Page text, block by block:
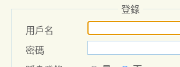
登錄
用戶名
密碼